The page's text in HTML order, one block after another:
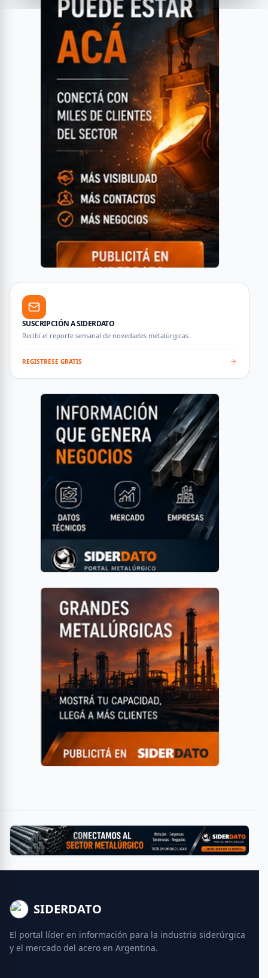
SUSCRIPCIÓN A SIDERDATO
Recibí el reporte semanal de novedades metalúrgicas.
REGISTRESE GRATIS
SIDERDATO
El portal líder en información para la industria siderúrgica
y el mercado del acero en Argentina.